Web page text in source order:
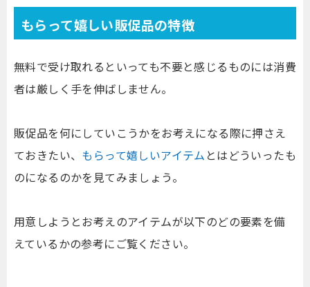
もらって嬉しい販促品の特徴
無料で受け取れるといっても不要と感じるものには消費
者は厳しく手を伸ばしません。
販促品を何にしていこうかをお考えになる際に押さえ
ておきたい、 もらって嬉しいアイテム とはどういったも
のになるのかを見てみましょう。
用意しようとお考えのアイテムが以下のどの要素を備
えているかの参考にご覧ください。